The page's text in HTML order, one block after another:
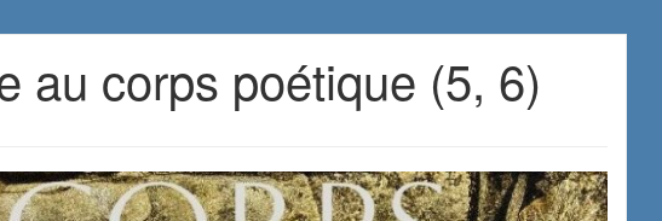
au corps poétique (5, 6)